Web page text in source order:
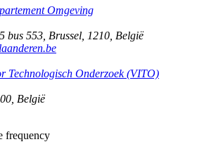
Omgeving
bus 553 Brussel 1210 België
Technologisch Onderzoek (VITO)
België
frequency